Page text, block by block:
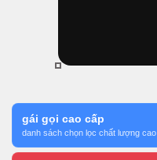
gái gọi cao cấp
danh sách chọn lọc chất lượng cao